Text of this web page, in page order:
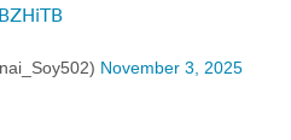
November 3, 2025